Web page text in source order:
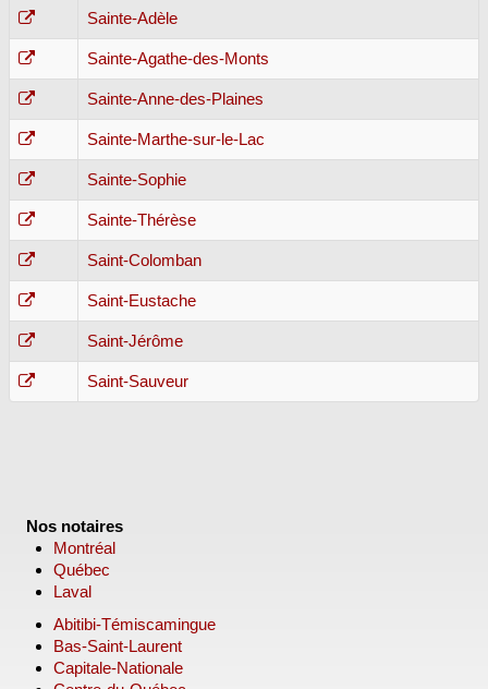
Sainte-Adèle
Sainte-Agathe-des-Monts
Sainte-Anne-des-Plaines
Sainte-Marthe-sur-le-Lac
Sainte-Sophie
Sainte-Thérèse
Saint-Colomban
Saint-Eustache
Saint-Jérôme
Saint-Sauveur
Nos notaires
Montréal
Québec
Laval
Abitibi-Témiscamingue
Bas-Saint-Laurent
Capitale-Nationale